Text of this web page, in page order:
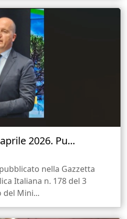
2026. Pu...
nella Gazzetta
Italiana n. 178 del 3
del Mini...